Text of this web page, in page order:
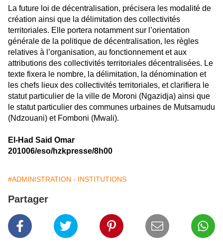
La future loi de décentralisation, précisera les modalité de
création ainsi que la délimitation des collectivités
territoriales. Elle portera notamment sur l’orientation
générale de la politique de décentralisation, les règles
relatives à l’organisation, au fonctionnement et aux
attributions des collectivités territoriales décentralisées. Le
texte fixera le nombre, la délimitation, la dénomination et
les chefs lieux des collectivités territoriales, et clarifiera le
statut particulier de la ville de Moroni (Ngazidja) ainsi que
le statut particulier des communes urbaines de Mutsamudu
(Ndzouani) et Fomboni (Mwali).
El-Had Said Omar
201006/eso/hzkpresse/8h00
#ADMINISTRATION - INSTITUTIONS
Partager